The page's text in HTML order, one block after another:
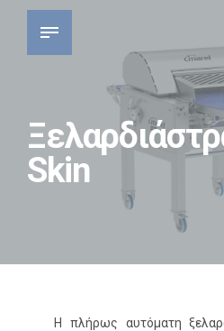
Skin
Η πλήρως αυτόματη